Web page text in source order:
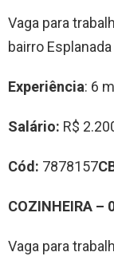
Vaga para
bairro
Experiência: 6
Salário: R$
Cód: 7878157
COZINHEIRA –
Vaga para